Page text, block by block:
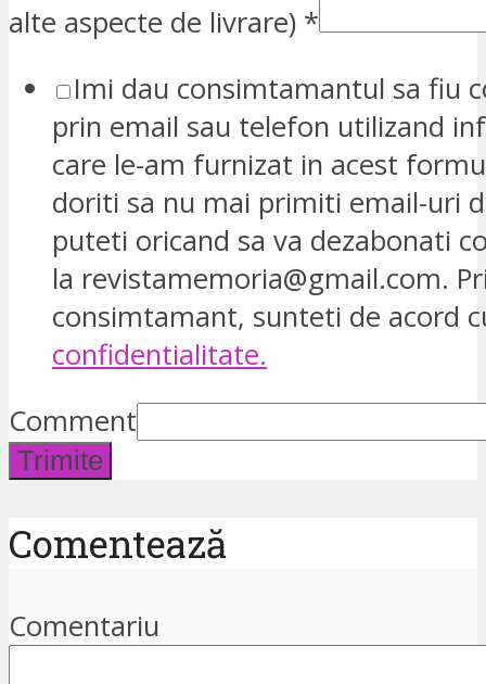
alte aspecte de livrare) *
Imi dau consimtamantul sa fiu
prin email sau telefon utilizand
care le-am furnizat in acest
doriti sa nu mai primiti email-uri
puteti oricand sa va dezabonati
la revistamemoria@gmail.com.
consimtamant, sunteti de acord
confidentialitate.
Comment
Trimite
Comentează
Comentariu